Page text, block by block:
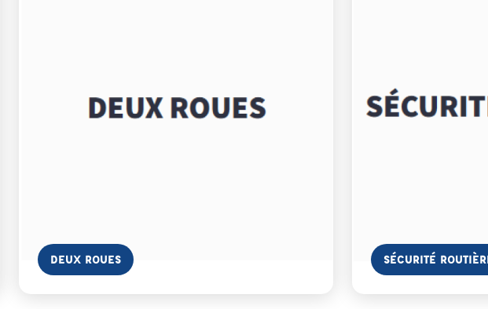
En savoir plus
DEUX ROUES En savoir plus
SÉCURITÉ